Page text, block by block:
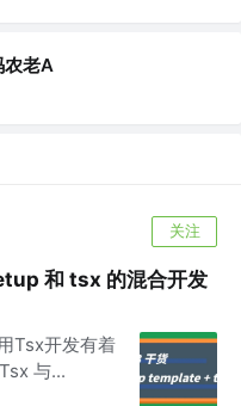
农老A
关注
和 tsx 的混合开发
Tsx开发有着
与...